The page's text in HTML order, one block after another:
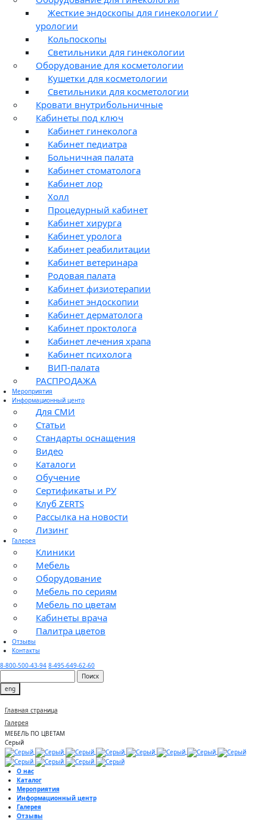
Жесткие эндоскопы для гинекологии /
урологии
Кольпоскопы
Светильники для гинекологии
Оборудование для косметологии
Кушетки для косметологии
Светильники для косметологии
Кровати внутрибольничные
Кабинеты под ключ
Кабинет гинеколога
Кабинет педиатра
Больничная палата
Кабинет стоматолога
Кабинет лор
Холл
Процедурный кабинет
Кабинет хирурга
Кабинет уролога
Кабинет реабилитации
Кабинет ветеринара
Родовая палата
Кабинет физиотерапии
Кабинет эндоскопии
Кабинет дерматолога
Кабинет проктолога
Кабинет лечения храпа
Кабинет психолога
ВИП-палата
РАСПРОДАЖА
Мероприятия
Информационный центр
Для СМИ
Статьи
Стандарты оснащения
Видео
Каталоги
Обучение
Сертификаты и РУ
Клуб ZERTS
Рассылка на новости
Лизинг
Галерея
Клиники
Мебель
Оборудование
Мебель по сериям
Мебель по цветам
Кабинеты врача
Палитра цветов
Отзывы
Контакты
8-800-500-43-94 8-495-649-62-60
eng
Главная страница
Галерея
МЕБЕЛЬ ПО ЦВЕТАМ
Серый
О нас
Каталог
Мероприятия
Информационный центр
Галерея
Отзывы